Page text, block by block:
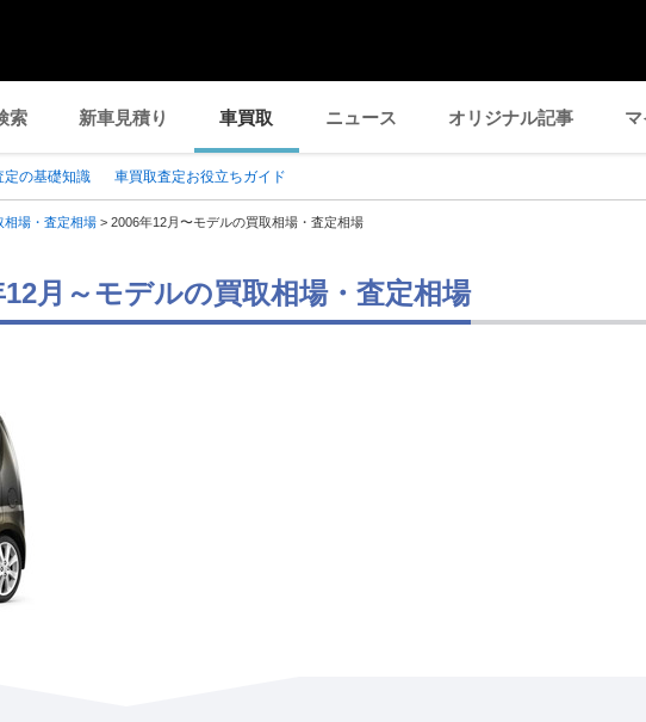
索 新車見積り 車買取 ニュース オリジナル記事
定の基礎知識 車買取査定お役立ちガイド
相場・査定相場 > 2006年12月〜モデルの買取相場・査定相場
月～モデルの買取相場・査定相場